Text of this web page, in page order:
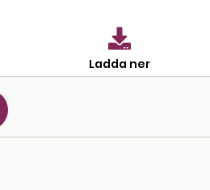
Ladda ner